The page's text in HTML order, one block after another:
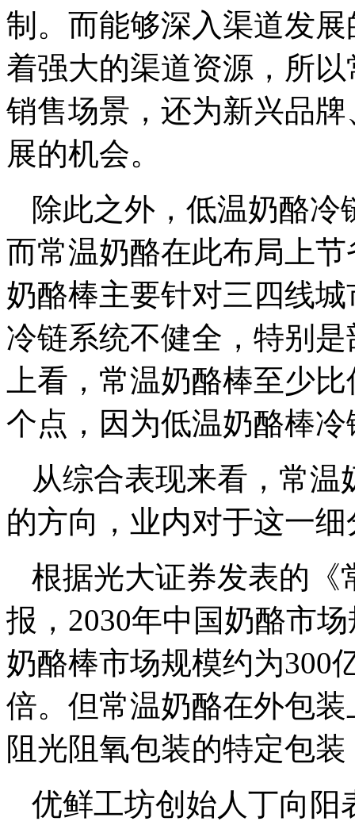
制。而能够深入渠道发
着强大的渠道资源，所
销售场景，还为新兴品
展的机会。
除此之外，低温奶酪
而常温奶酪在此布局上
奶酪棒主要针对三四线
冷链系统不健全，特别
上看，常温奶酪棒至少
个点，因为低温奶酪棒
从综合表现来看，常
的方向，业内对于这一
根据光大证券发表的《
报，2030年中国奶酪市
奶酪棒市场规模约为300
倍。但常温奶酪在外包
阻光阻氧包装的特定包
优鲜工坊创始人丁向阳